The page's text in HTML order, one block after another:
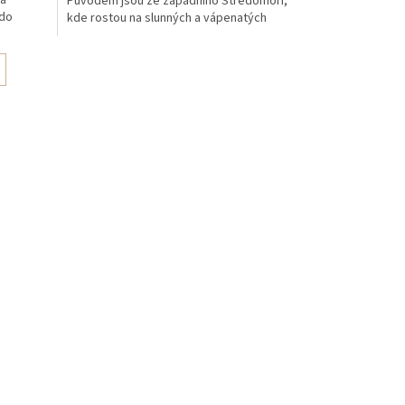
kde rostou na slunných a vápenatých